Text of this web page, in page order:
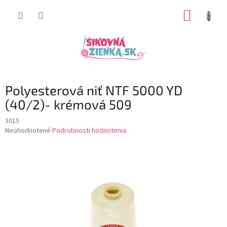
Polyesterová niť NTF 5000 YD
(40/2)- krémová 509
3015
Priemerné
Neohodnotené Podrobnosti hodnotenia